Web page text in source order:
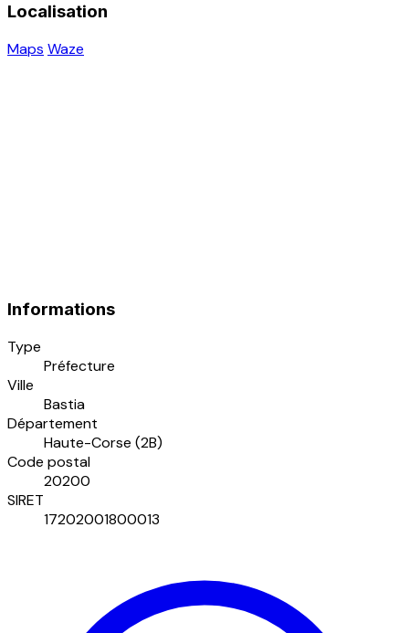
Localisation
Maps Waze
Informations
Type
Préfecture
Ville
Bastia
Département
Haute-Corse (2B)
Code postal
20200
SIRET
17202001800013